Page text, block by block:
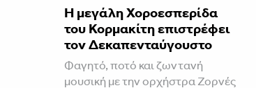
Η μεγάλη Χοροεσπερίδα
του Κορμακίτη επιστρέφει
τον Δεκαπενταύγουστο
Φαγητό, ποτό και ζωντανή
μουσική με την ορχήστρα Ζορνές